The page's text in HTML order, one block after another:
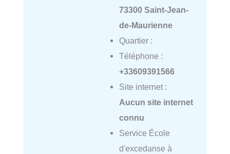
73300 Saint-Jean-
de-Maurienne
Quartier :
Téléphone :
+33609391566
Site internet :
Aucun site internet
connu
Service École
d'excedanse à